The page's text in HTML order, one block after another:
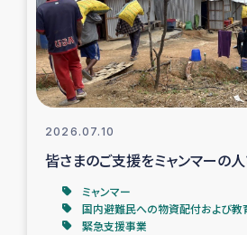
2026.07.10
皆さまのご支援をミャンマーの
ミャンマー
国内避難民への物資配付および教
緊急支援事業